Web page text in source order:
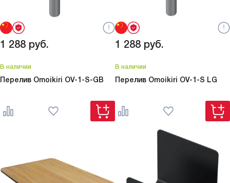
1 288 руб.
В наличии
Перелив Omoikiri OV-1-S-GB
1 288 руб.
В наличии
Перелив Omoikiri OV-1-S LG